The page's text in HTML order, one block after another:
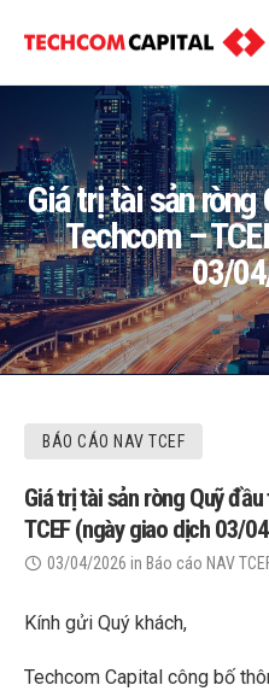
Giá trị tài sản ròng
Techcom –
03/
BÁO CÁO NAV TCEF
Giá trị tài sản ròng Quỹ
TCEF (ngày giao dịch 03/
03/04/2026 in Báo cáo NAV
Kính gửi Quý khách,
Techcom Capital công bố